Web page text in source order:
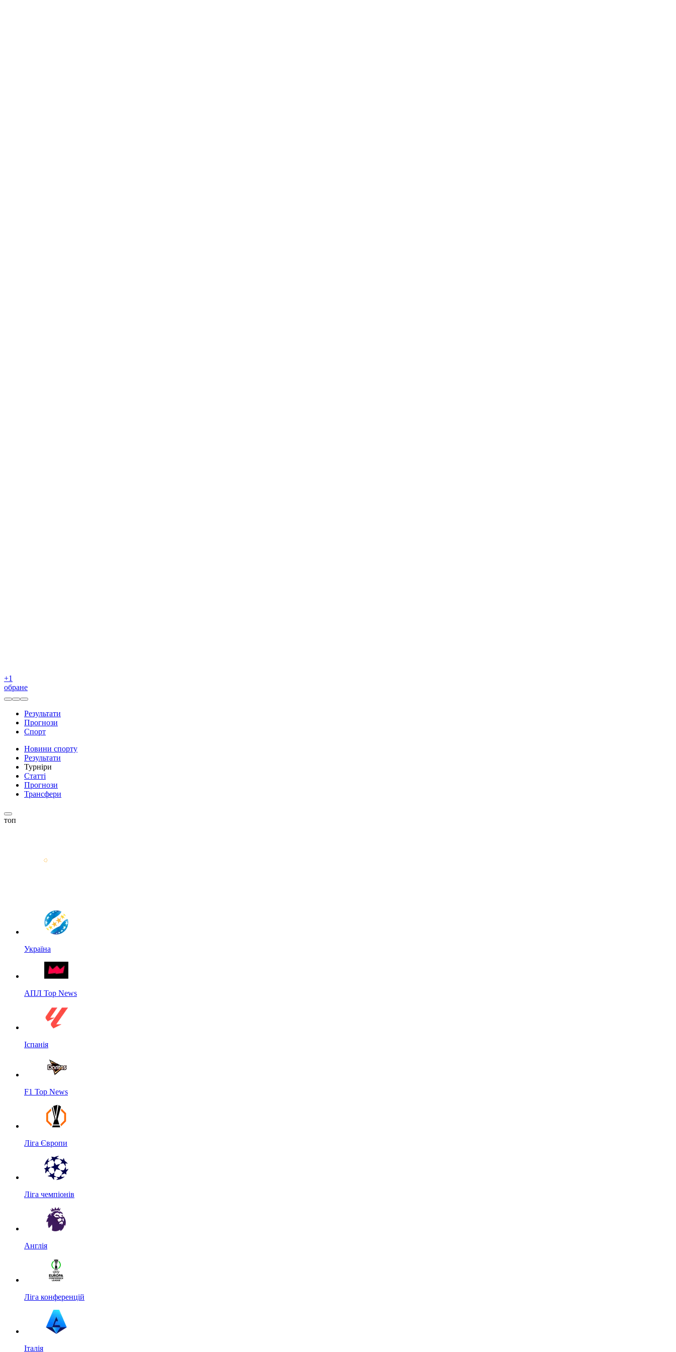
+1
обране
Результати
Прогнози
Спорт
Новини спорту
Результати
Турніри
Статті
Прогнози
Трансфери
топ
Україна
АПЛ Top News
Іспанія
F1 Top News
Ліга Європи
Ліга чемпіонів
Англія
Ліга конференцій
Італія